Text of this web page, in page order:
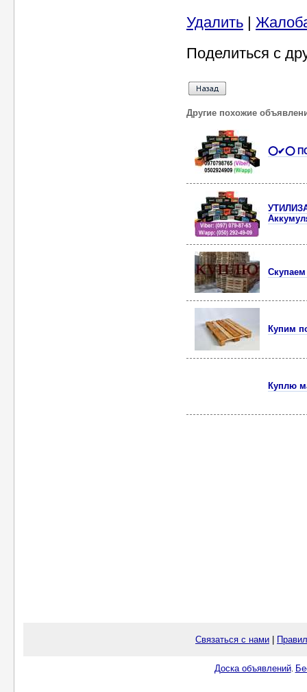
Удалить |
Поделиться с
Другие похожие
⭕✔⭕
Купим
Куплю
Связаться с нами
Доска объявлений.